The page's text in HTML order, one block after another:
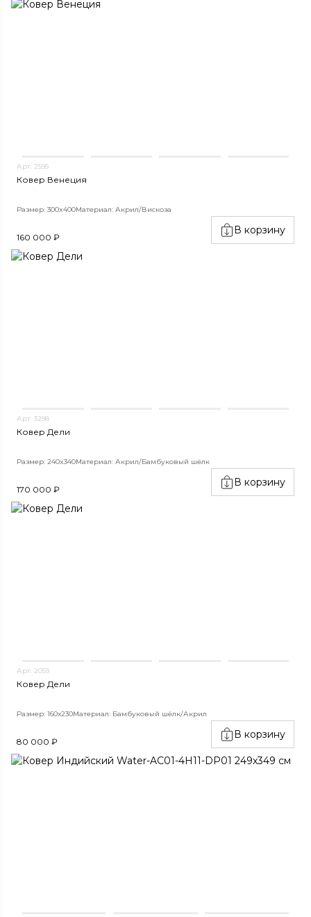
Арт. 2595
Ковер Венеция
Размер: 300x400Материал: Акрил/Вискоза
160 000 ₽
В корзину
Арт. 3298
Ковер Дели
Размер: 240x340Материал: Акрил/Бамбуковый шёлк
170 000 ₽
В корзину
Арт. 2059
Ковер Дели
Размер: 160х230Материал: Бамбуковый шёлк/Акрил
80 000 ₽
В корзину